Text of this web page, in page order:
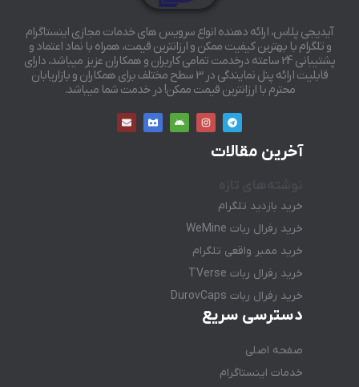
آیدیجی پلاس، ارائه دهنده انواع سرویس های خدمات مجازی اینستاگرام
و تلگرام با بهترین کیفیت ممکن و ارزانترین قیمت، همراه با نماد اعتماد و
پشتیبانی 24 ساعته درخدمت تمامی کاربران و همکاران عزیز میباشد، دارای
قابلیت ارائه پنل نمایندگی در 3 سطح مختلف برای همکاران و بازاریابان
محترم با ارزانترین قیمت ممکن! در خدمت شما میباشد.
آخرین مقالات
خرید بازدید تلگرام
خرید رفرال ربات WeMine
خرید ممبر واقعی تلگرام
خرید رفرال ربات TVerse
خرید رفرال ربات DurovCaps
دسترسی سریع
صفحه اصلی
خدمات اینستاگرام